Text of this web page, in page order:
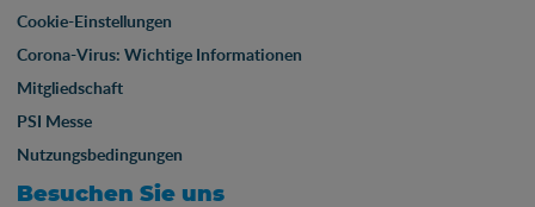
Cookie-Einstellungen
Corona-Virus: Wichtige Informationen
Mitgliedschaft
PSI Messe
Nutzungsbedingungen
Besuchen Sie uns